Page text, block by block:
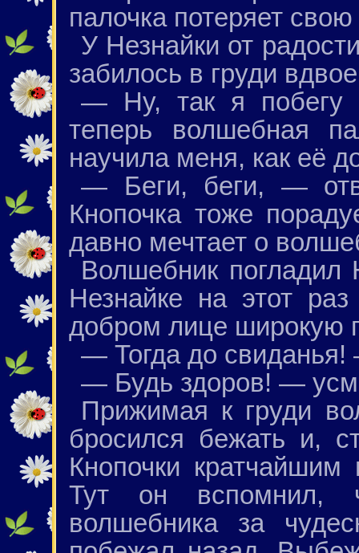
палочка потеряет
У Незнайки от
забилось в груди
— Ну, так я побегу
теперь волшебная
научила меня, как её
— Беги, беги, —
Кнопочка тоже
давно мечтает о
Волшебник погладил
Незнайке на этот
добром лице широкую
— Тогда до свиданья!
— Будь здоров! —
Прижимая к груди
бросился бежать и,
Кнопочки
Тут он вспомнил,
волшебника за